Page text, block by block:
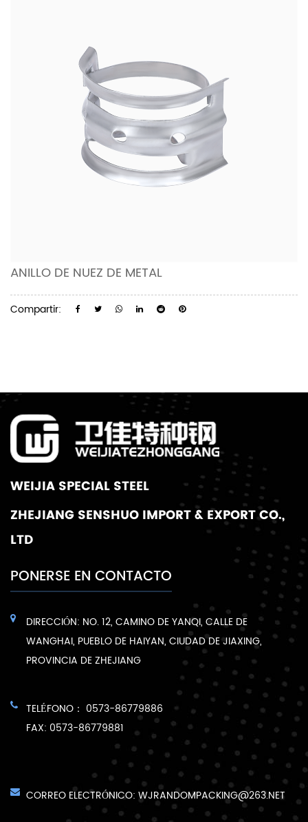
ANILLO DE NUEZ DE METAL
Compartir:
WEIJIA SPECIAL STEEL
ZHEJIANG SENSHUO IMPORT & EXPORT CO.,
LTD
PONERSE EN CONTACTO
DIRECCIÓN: NO. 12, CAMINO DE YANQI, CALLE DE
WANGHAI, PUEBLO DE HAIYAN, CIUDAD DE JIAXING,
PROVINCIA DE ZHEJIANG
TELÉFONO： 0573-86779886
FAX: 0573-86779881
CORREO ELECTRÓNICO: WJRANDOMPACKING@263.NET